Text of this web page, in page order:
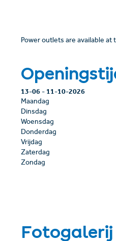
Power outlets are available
13-06-11-10-2026
Maandag
Dinsdag
Woensdag
Donderdag
Vrijdag
Zaterdag
Zondag
Fotogalerij